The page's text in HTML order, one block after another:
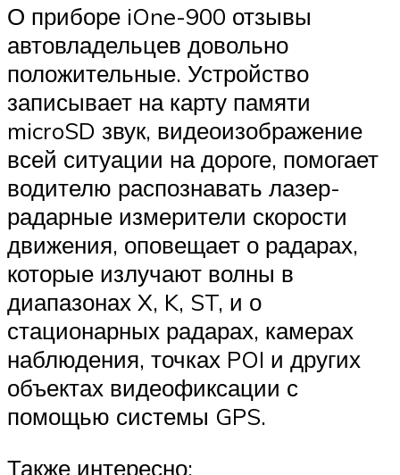
О приборе iOne-900 отзывы
автовладельцев довольно
положительные. Устройство
записывает на карту памяти
microSD звук, видеоизображение
всей ситуации на дороге, помогает
водителю распознавать лазер-
радарные измерители скорости
движения, оповещает о радарах,
которые излучают волны в
диапазонах X, K, ST, и о
стационарных радарах, камерах
наблюдения, точках POI и других
объектах видеофиксации с
помощью системы GPS.
Также интересно: